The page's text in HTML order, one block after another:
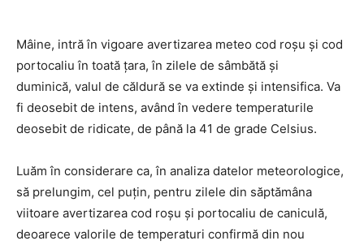
Mâine, intră în vigoare avertizarea meteo cod roșu și cod
portocaliu în toată țara, în zilele de sâmbătă și
duminică, valul de căldură se va extinde și intensifica. Va
fi deosebit de intens, având în vedere temperaturile
deosebit de ridicate, de până la 41 de grade Celsius.
Luăm în considerare ca, în analiza datelor meteorologice,
să prelungim, cel puțin, pentru zilele din săptămâna
viitoare avertizarea cod roșu și portocaliu de caniculă,
deoarece valorile de temperaturi confirmă din nou